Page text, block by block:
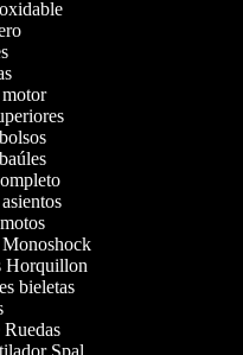
motor
Horquillon
bieletas
Spal